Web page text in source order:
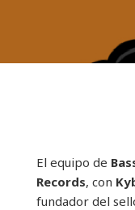
El equipo de
Records, con
fundador del